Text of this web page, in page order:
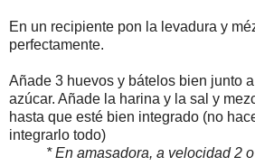
En un recipiente pon la levadura y
perfectamente.
Añade 3 huevos y bátelos bien junto
azúcar. Añade la harina y la sal y
hasta que esté bien integrado (no
integrarlo todo)
* En amasadora, a velocidad 2